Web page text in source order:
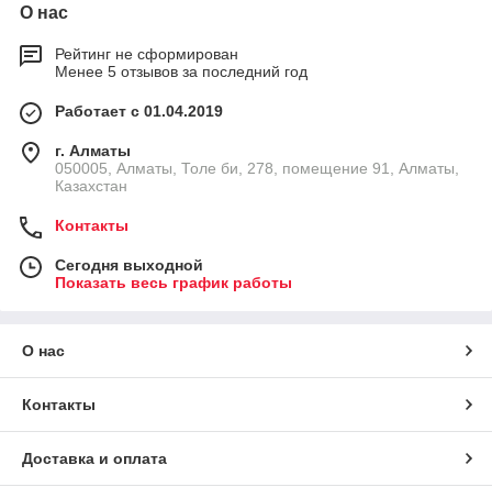
О нас
Рейтинг не сформирован
Менее 5 отзывов за последний год
Работает с 01.04.2019
г. Алматы
050005, Алматы, Толе би, 278, помещение 91, Алматы,
Казахстан
Контакты
Сегодня выходной
Показать весь график работы
О нас
Контакты
Доставка и оплата